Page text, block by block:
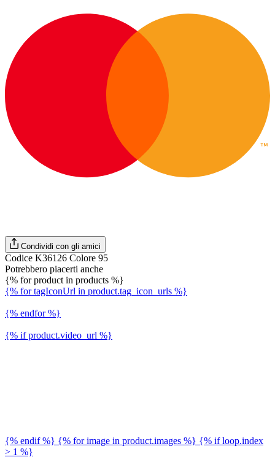
Condividi con gli amici
Codice K36126 Colore 95
Potrebbero piacerti anche
{% for product in products %}
{% for tagIconUrl in product.tag_icon_urls %}
{% endfor %}
{% if product.video_url %}
{% endif %} {% for image in product.images %} {% if loop.index
> 1 %}